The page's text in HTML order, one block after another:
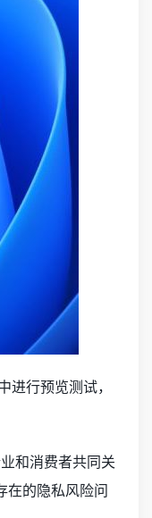
行预览测试，
和消费者共同关
在的隐私风险问